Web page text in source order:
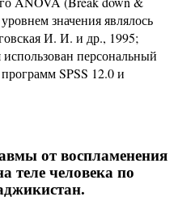
значения являлось
И. И. и др., 1995;
персональный
SPSS 12.0 и
от воспламенения
теле человека по